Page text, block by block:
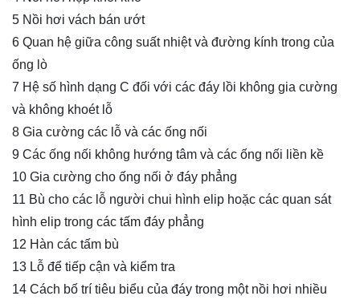
5 Nồi hơi vách bán ướt
6 Quan hệ giữa công suất nhiệt và đường kính trong của
ống lò
7 Hệ số hình dạng C đối với các đáy lồi không gia cường
và không khoét lỗ
8 Gia cường các lỗ và các ống nối
9 Các ống nối không hướng tâm và các ống nối liền kề
10 Gia cường cho ống nối ở đáy phẳng
11 Bù cho các lỗ người chui hình elip hoặc các quan sát
hình elip trong các tấm đáy phẳng
12 Hàn các tấm bù
13 Lỗ để tiếp cận và kiểm tra
14 Cách bố trí tiêu biểu của đáy trong một nồi hơi nhiều